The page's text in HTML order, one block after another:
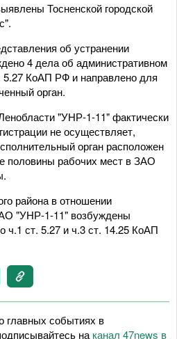
Тосненской городской
об устранении
4 дела об административном
5.27 КоАП РФ и направлено для
орган.
"УНР-1-11" фактически
не осуществляет,
орган расположен
половины рабочих мест в ЗАО
района в отношении
"УНР-1-11" возбуждены
ч.1 ст. 5.27 и ч.3 ст. 14.25 КоАП
главных событиях в
на канал 47news в